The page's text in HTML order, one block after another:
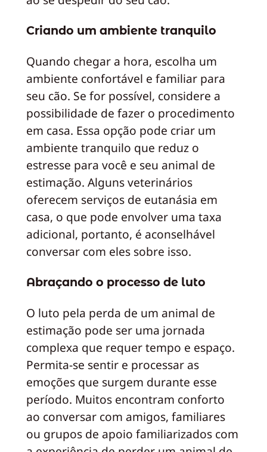
Criando um ambiente tranquilo
Quando chegar a hora, escolha um
ambiente confortável e familiar para
seu cão. Se for possível, considere a
possibilidade de fazer o procedimento
em casa. Essa opção pode criar um
ambiente tranquilo que reduz o
estresse para você e seu animal de
estimação. Alguns veterinários
oferecem serviços de eutanásia em
casa, o que pode envolver uma taxa
adicional, portanto, é aconselhável
conversar com eles sobre isso.
Abraçando o processo de luto
O luto pela perda de um animal de
estimação pode ser uma jornada
complexa que requer tempo e espaço.
Permita-se sentir e processar as
emoções que surgem durante esse
período. Muitos encontram conforto
ao conversar com amigos, familiares
ou grupos de apoio familiarizados com